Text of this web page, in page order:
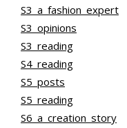
S3_a_fashion_expert
S3_opinions
S3_reading
S4_reading
S5_posts
S5_reading
S6_a_creation_story